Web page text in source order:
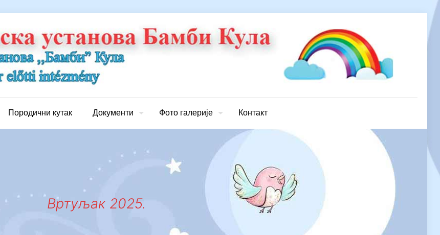
Породични кутак Документи Фото галерије Контакт
Вртуљак 2025.